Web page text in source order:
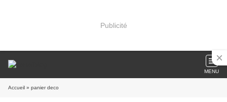
Publicité
MENU
Accueil » panier deco